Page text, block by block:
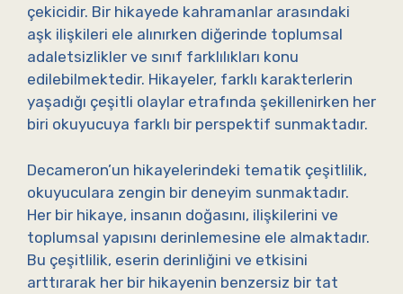
çekicidir. Bir hikayede kahramanlar arasındaki
aşk ilişkileri ele alınırken diğerinde toplumsal
adaletsizlikler ve sınıf farklılıkları konu
edilebilmektedir. Hikayeler, farklı karakterlerin
yaşadığı çeşitli olaylar etrafında şekillenirken her
biri okuyucuya farklı bir perspektif sunmaktadır.
Decameron’un hikayelerindeki tematik çeşitlilik,
okuyuculara zengin bir deneyim sunmaktadır.
Her bir hikaye, insanın doğasını, ilişkilerini ve
toplumsal yapısını derinlemesine ele almaktadır.
Bu çeşitlilik, eserin derinliğini ve etkisini
arttırarak her bir hikayenin benzersiz bir tat